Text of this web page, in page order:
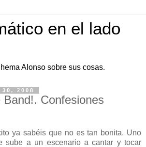
en el lado
Alonso sobre sus cosas.
2008
Confesiones
ya sabéis que no es tan bonita. Uno
sube a un escenario a cantar y tocar